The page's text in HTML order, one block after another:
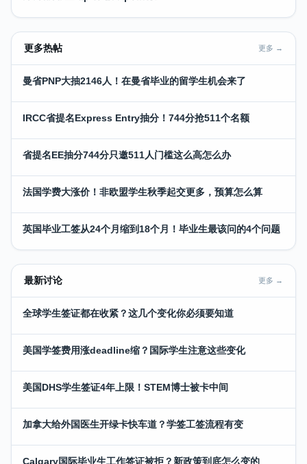
更多热帖 更多 →
曼省PNP大抽2146人！在曼省毕业的留学生机会来了
IRCC省提名Express Entry抽分！744分抢511个名额
省提名EE抽分744分只邀511人门槛这么高怎么办
法国学费大涨价！非欧盟学生秋季起交更多，预算怎么算
英国毕业工签从24个月缩到18个月！毕业生最该问的4个问题
最新讨论 更多 →
全球学生签证都在收紧？这几个变化你必须要知道
美国学签费用涨deadline缩？国际学生注意这些变化
美国DHS学生签证4年上限！STEM博士被卡中间
加拿大给外国医生开绿卡快车道？学签工签流程有变
Calgary国际毕业生工作签证被拒？新政策到底怎么变的